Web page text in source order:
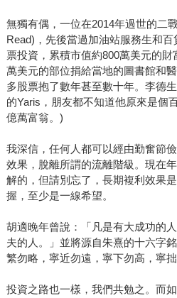
無獨有偶，一位在2014年過世的二
Read)，先後當過加油站服務生和
票投資，累積市值約800萬美元的
萬美元的部位捐給當地的圖書館和
多股票抱了數年甚至數十年。李德
的Yaris，朋友都不知道他原來是個
億萬富翁。)
我深信，任何人都可以經由勤奮節
效果，脫離所謂的流離階級。現在
解的，但請別忘了，長期複利效果
握，至少是一線希望。
胡適晚年曾說：「凡是有大成功的
夫的人。」並將源自朱熹的十六字
繁勿略，寧近勿遠，寧下勿高，寧拙
投資之路也一樣，我們共勉之。而